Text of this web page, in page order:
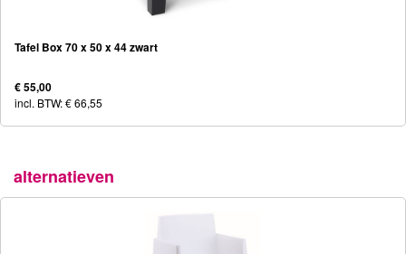
Tafel Box 70 x 50 x 44 zwart
€ 55,00
incl. BTW: € 66,55
alternatieven